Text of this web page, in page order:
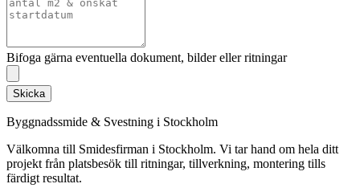
Bifoga gärna eventuella dokument, bilder eller ritningar
Skicka
Byggnadssmide & Svestning i Stockholm
Välkomna till Smidesfirman i Stockholm. Vi tar hand om hela ditt
projekt från platsbesök till ritningar, tillverkning, montering tills
färdigt resultat.